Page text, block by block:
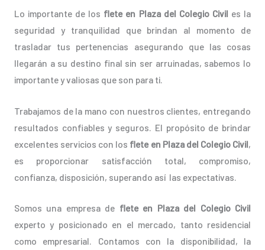
Lo importante de los flete en Plaza del Colegio Civil es la
seguridad y tranquilidad que brindan al momento de
trasladar tus pertenencias asegurando que las cosas
llegarán a su destino final sin ser arruinadas, sabemos lo
importante y valiosas que son para ti.
Trabajamos de la mano con nuestros clientes, entregando
resultados confiables y seguros. El propósito de brindar
excelentes servicios con los flete en Plaza del Colegio Civil,
es proporcionar satisfacción total, compromiso,
confianza, disposición, superando así las expectativas.
Somos una empresa de flete en Plaza del Colegio Civil
experto y posicionado en el mercado, tanto residencial
como empresarial. Contamos con la disponibilidad, la